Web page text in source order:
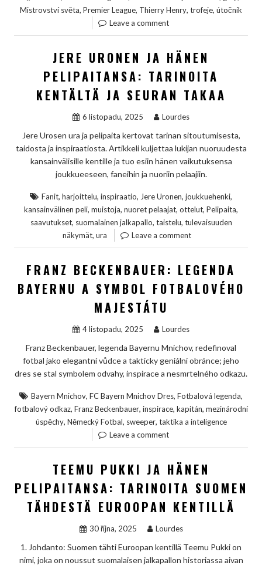
Mistrovství světa, Premier League, Thierry Henry, trofeje, útočník
Leave a comment
JERE URONEN JA HÄNEN
PELIPAITANSA: TARINOITA
KENTÄLTÄ JA SEURAN TAKAA
6 listopadu, 2025 Lourdes
Jere Urosen ura ja pelipaita kertovat tarinan sitoutumisesta,
taidosta ja inspiraatiosta. Artikkeli kuljettaa lukijan nuoruudesta
kansainvälisille kentille ja tuo esiin hänen vaikutuksensa
joukkueeseen, faneihin ja nuoriin pelaajiin.
Fanit, harjoittelu, inspiraatio, Jere Uronen, joukkuehenki,
kansainvälinen peli, muistoja, nuoret pelaajat, ottelut, Pelipaita,
saavutukset, suomalainen jalkapallo, taistelu, tulevaisuuden
näkymät, ura Leave a comment
FRANZ BECKENBAUER: LEGENDA
BAYERNU A SYMBOL FOTBALOVÉHO
MAJESTÁTU
4 listopadu, 2025 Lourdes
Franz Beckenbauer, legenda Bayernu Mnichov, redefinoval
fotbal jako elegantní vůdce a takticky geniální obránce; jeho
dres se stal symbolem odvahy, inspirace a nesmrtelného odkazu.
Bayern Mnichov, FC Bayern Mnichov Dres, Fotbalová legenda,
fotbalový odkaz, Franz Beckenbauer, inspirace, kapitán, mezinárodní
úspěchy, Německý Fotbal, sweeper, taktika a inteligence
Leave a comment
TEEMU PUKKI JA HÄNEN
PELIPAITANSA: TARINOITA SUOMEN
TÄHDESTÄ EUROOPAN KENTILLÄ
30 října, 2025 Lourdes
1. Johdanto: Suomen tähti Euroopan kentillä Teemu Pukki on
nimi, joka on noussut suomalaisen jalkapallon historiassa aivan